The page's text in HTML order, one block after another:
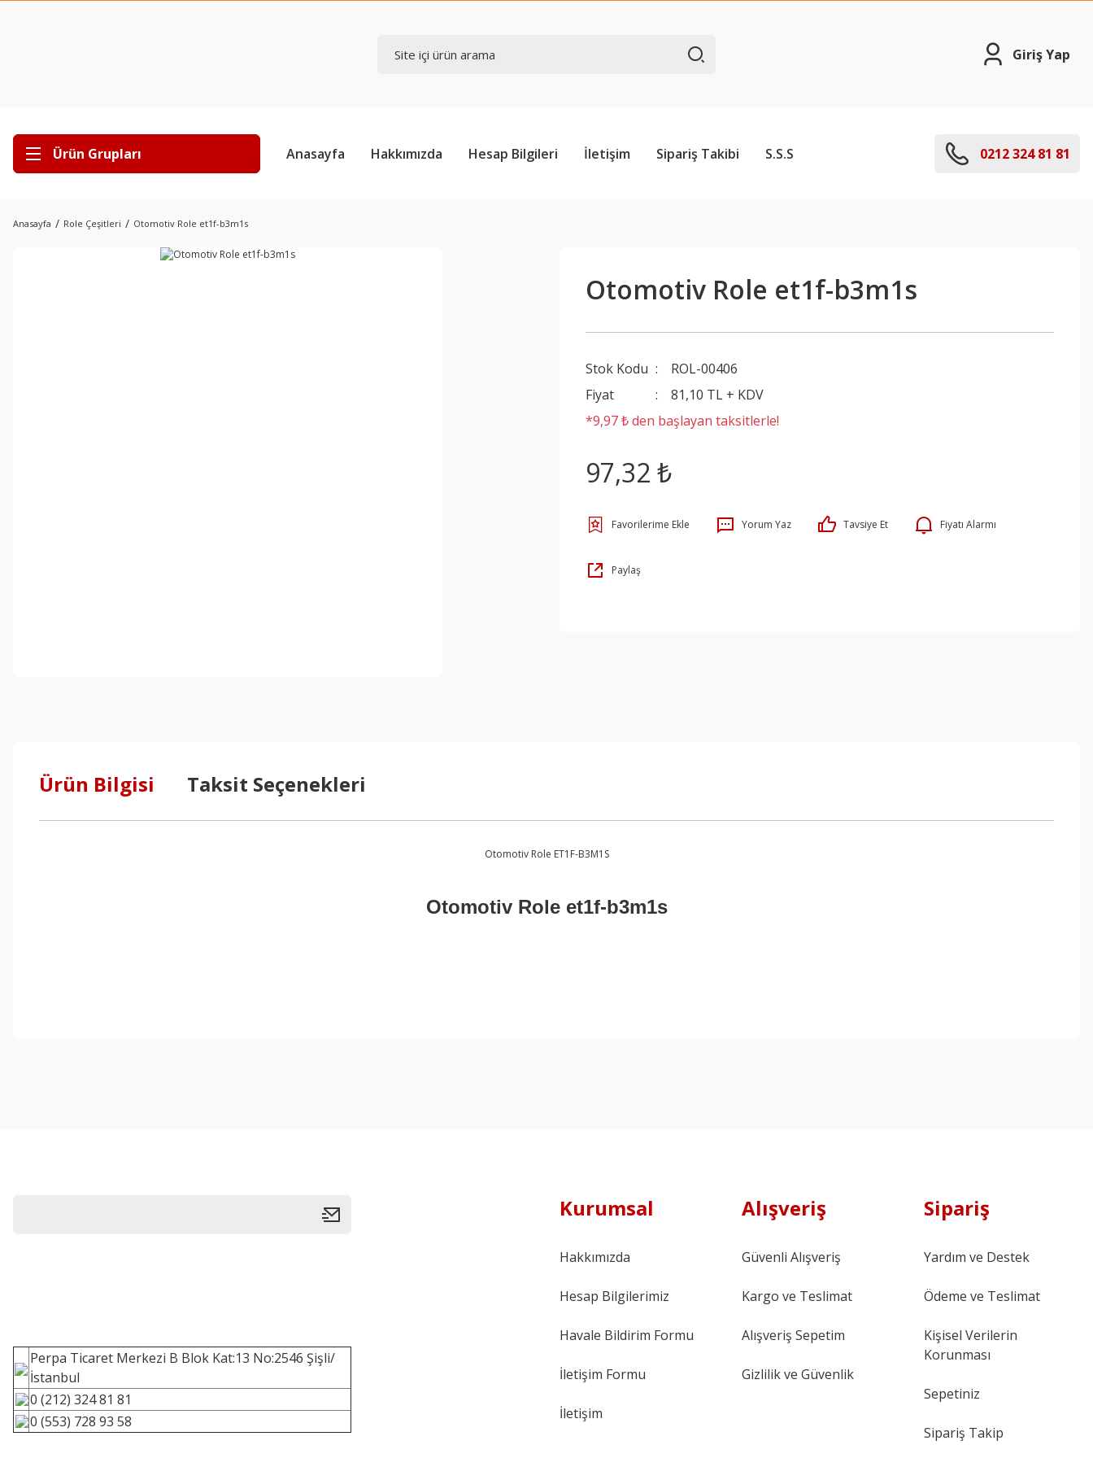
Giriş Yap
Ürün Grupları Anasayfa Hakkımızda Hesap Bilgileri İletişim Sipariş Takibi S.S.S 0212 324 81 81
Anasayfa Role Çeşitleri Otomotiv Role et1f-b3m1s
Otomotiv Role et1f-b3m1s
Stok Kodu
ROL-00406
Fiyat
81,10 TL + KDV
*9,97 ₺ den başlayan taksitlerle!
97,32 ₺
Yorum Yaz Tavsiye Et Fiyatı Alarmı
Paylaş
Ürün Bilgisi Taksit Seçenekleri
Otomotiv Role ET1F-B3M1S
Otomotiv Role et1f-b3m1s
Perpa Ticaret Merkezi B Blok Kat:13 No:2546 Şişli/
İstanbul
0 (212) 324 81 81
0 (553) 728 93 58
Kurumsal
Hakkımızda
Hesap Bilgilerimiz
Havale Bildirim Formu
İletişim Formu
İletişim
Alışveriş
Güvenli Alışveriş
Kargo ve Teslimat
Alışveriş Sepetim
Gizlilik ve Güvenlik
Sipariş
Yardım ve Destek
Ödeme ve Teslimat
Kişisel Verilerin
Korunması
Sepetiniz
Sipariş Takip